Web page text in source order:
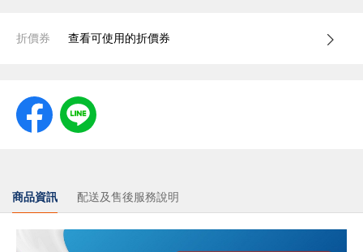
折價券 查看可使用的折價券
商品資訊 配送及售後服務說明